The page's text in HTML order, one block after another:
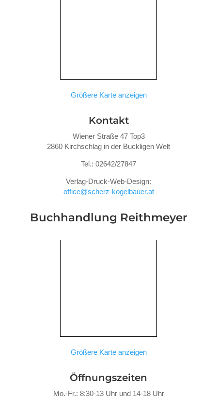
Größere Karte anzeigen
Kontakt
Wiener Straße 47 Top3
2860 Kirchschlag in der Buckligen Welt
Tel.: 02642/27847
Verlag-Druck-Web-Design:
office@scherz-kogelbauer.at
Buchhandlung Reithmeyer
Größere Karte anzeigen
Öffnungszeiten
Mo.-Fr.: 8:30-13 Uhr und 14-18 Uhr